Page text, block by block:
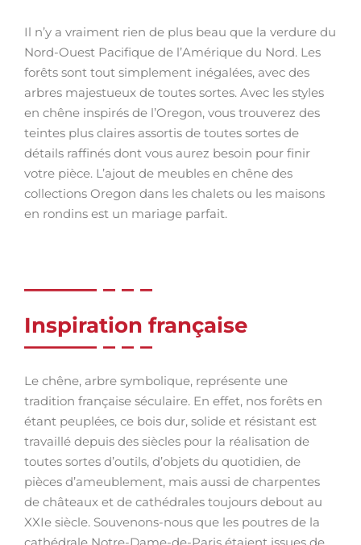
Il n’y a vraiment rien de plus beau que la verdure du
Nord-Ouest Pacifique de l’Amérique du Nord. Les
forêts sont tout simplement inégalées, avec des
arbres majestueux de toutes sortes. Avec les styles
en chêne inspirés de l’Oregon, vous trouverez des
teintes plus claires assortis de toutes sortes de
détails raffinés dont vous aurez besoin pour finir
votre pièce. L’ajout de meubles en chêne des
collections Oregon dans les chalets ou les maisons
en rondins est un mariage parfait.
Inspiration française
Le chêne, arbre symbolique, représente une
tradition française séculaire. En effet, nos forêts en
étant peuplées, ce bois dur, solide et résistant est
travaillé depuis des siècles pour la réalisation de
toutes sortes d’outils, d’objets du quotidien, de
pièces d’ameublement, mais aussi de charpentes
de châteaux et de cathédrales toujours debout au
XXIe siècle. Souvenons-nous que les poutres de la